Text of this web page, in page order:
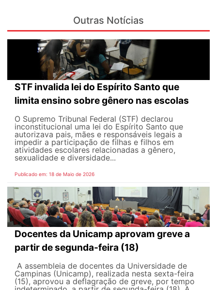
Outras Notícias
STF invalida lei do Espírito Santo que
limita ensino sobre gênero nas escolas
O Supremo Tribunal Federal (STF) declarou
inconstitucional uma lei do Espírito Santo que
autorizava pais, mães e responsáveis legais ​​a
impedir a participação de filhas e filhos em
atividades escolares relacionadas a gênero,
sexualidade e diversidade...
Publicado em: 18 de Maio de 2026
Docentes da Unicamp aprovam greve a
partir de segunda-feira (18)
A assembleia de docentes da Universidade de
Campinas (Unicamp), realizada nesta sexta-feira
(15), aprovou a deflagração de greve, por tempo